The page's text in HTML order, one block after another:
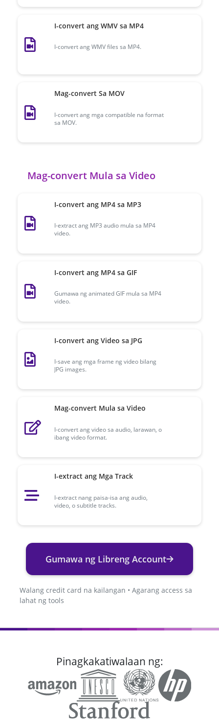
I-convert ang WMV sa MP4
I-convert ang WMV files sa MP4.
Mag-convert Sa MOV
I-convert ang mga compatible na format
sa MOV.
Mag-convert Mula sa Video
I-convert ang MP4 sa MP3
I-extract ang MP3 audio mula sa MP4
video.
I-convert ang MP4 sa GIF
Gumawa ng animated GIF mula sa MP4
video.
I-convert ang Video sa JPG
I-save ang mga frame ng video bilang
JPG images.
Mag-convert Mula sa Video
I-convert ang video sa audio, larawan, o
ibang video format.
I-extract ang Mga Track
I-extract nang paisa-isa ang audio,
video, o subtitle tracks.
Gumawa ng Libreng Account
Walang credit card na kailangan • Agarang access sa
lahat ng tools
Pinagkakatiwalaan ng: